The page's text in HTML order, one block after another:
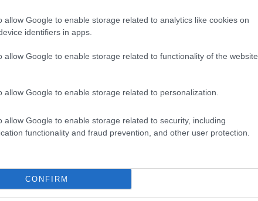
allow Google to enable storage related to analytics like cookies on
identifiers in apps.
allow Google to enable storage related to functionality of the website
allow Google to enable storage related to personalization.
allow Google to enable storage related to security, including
functionality and fraud prevention, and other user protection.
CONFIRM
vált a lezárások idején.
nagy nyomás nehezedett ránk,
de az olyan események,
átírja a terveinket. Nemcsak
egyéb dísztárgyakból is hiány
várakozik
árak emelkedtek: míg korábban 1200 dollárba került,
17 ezer dollárt is.